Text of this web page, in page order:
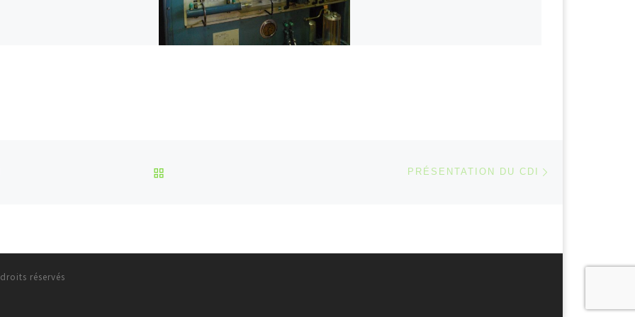
PRÉSENTATION DU CDI
réservés